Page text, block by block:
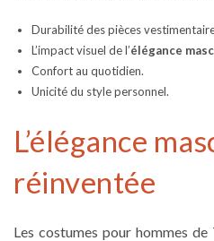
Durabilité des pièces
L’impact visuel de l’élégance
Confort au quotidien.
Unicité du style personnel.
L’élégance
réinventée
Les costumes pour hommes de